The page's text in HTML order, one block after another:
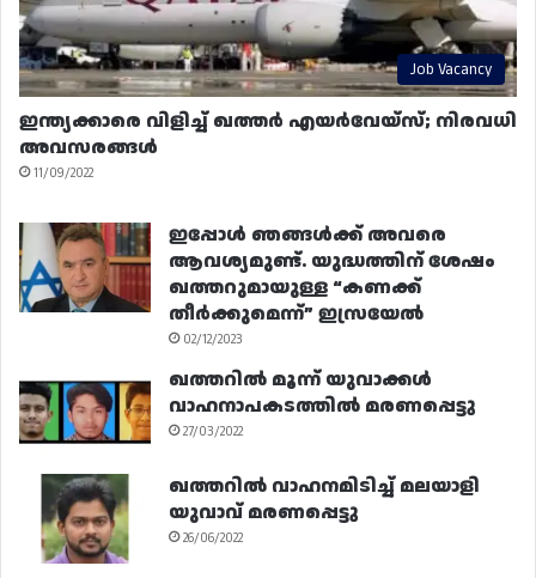
Job Vacancy
ഇന്ത്യക്കാരെ വിളിച്ച് ഖത്തർ എയർവേയ്‌സ്; നിരവധി
അവസരങ്ങൾ
11/09/2022
ഇപ്പോൾ ഞങ്ങൾക്ക് അവരെ
ആവശ്യമുണ്ട്. യുദ്ധത്തിന് ശേഷം
ഖത്തറുമായുള്ള “കണക്ക്
തീർക്കുമെന്ന്” ഇസ്രയേൽ
02/12/2023
ഖത്തറിൽ മൂന്ന് യുവാക്കൾ
വാഹനാപകടത്തിൽ മരണപ്പെട്ടു
27/03/2022
ഖത്തറിൽ വാഹനമിടിച്ച് മലയാളി
യുവാവ് മരണപ്പെട്ടു
26/06/2022